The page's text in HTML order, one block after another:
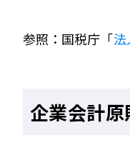
参照：国税庁「
企業会計原